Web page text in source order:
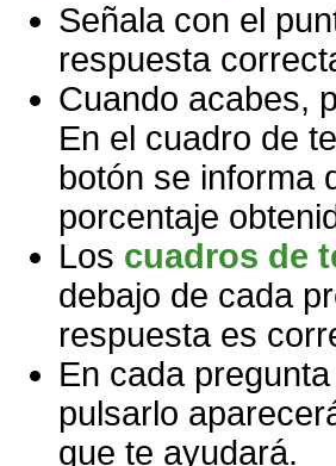
Señala con el
respuesta
Cuando acabes,
En el cuadro de
botón se informa
porcentaje
Los cuadros de
debajo de cada
respuesta es
En cada
pulsarlo
que te ayudará.